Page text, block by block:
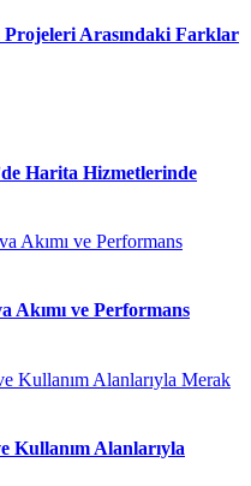
Projeleri Arasındaki Farklar
Harita Hizmetlerinde
Akımı ve Performans
Kullanım Alanlarıyla